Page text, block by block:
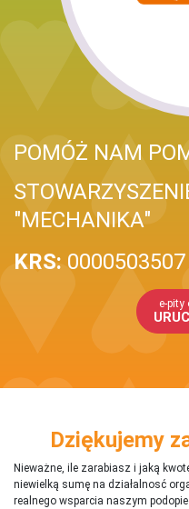
POMÓŻ NAM
"MECHANIKA"
KRS: 0000503507
e-pity
Dziękujemy
Nieważne, ile zarabiasz i jaką
niewielką sumę na działalnosć
realnego wsparcia naszym